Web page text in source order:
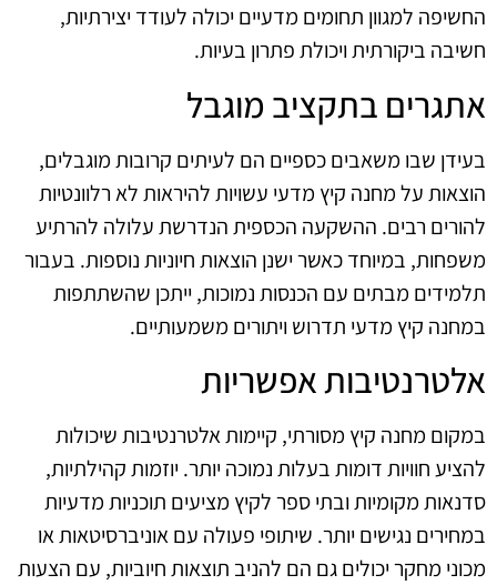
החשיפה למגוון תחומים מדעיים יכולה לעודד יצירתיות,
חשיבה ביקורתית ויכולת פתרון בעיות.
אתגרים בתקציב מוגבל
בעידן שבו משאבים כספיים הם לעיתים קרובות מוגבלים,
הוצאות על מחנה קיץ מדעי עשויות להיראות לא רלוונטיות
להורים רבים. ההשקעה הכספית הנדרשת עלולה להרתיע
משפחות, במיוחד כאשר ישנן הוצאות חיוניות נוספות. בעבור
תלמידים מבתים עם הכנסות נמוכות, ייתכן שהשתתפות
במחנה קיץ מדעי תדרוש ויתורים משמעותיים.
אלטרנטיבות אפשריות
במקום מחנה קיץ מסורתי, קיימות אלטרנטיבות שיכולות
להציע חוויות דומות בעלות נמוכה יותר. יוזמות קהילתיות,
סדנאות מקומיות ובתי ספר לקיץ מציעים תוכניות מדעיות
במחירים נגישים יותר. שיתופי פעולה עם אוניברסיטאות או
מכוני מחקר יכולים גם הם להניב תוצאות חיוביות, עם הצעות